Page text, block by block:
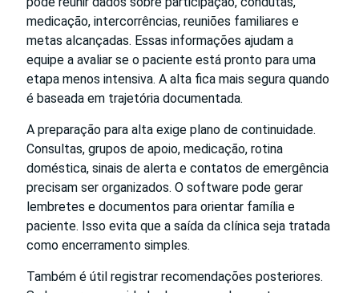
medicação, intercorrências, reuniões familiares e
metas alcançadas. Essas informações ajudam a
equipe a avaliar se o paciente está pronto para uma
etapa menos intensiva. A alta fica mais segura quando
é baseada em trajetória documentada.
A preparação para alta exige plano de continuidade.
Consultas, grupos de apoio, medicação, rotina
doméstica, sinais de alerta e contatos de emergência
precisam ser organizados. O software pode gerar
lembretes e documentos para orientar família e
paciente. Isso evita que a saída da clínica seja tratada
como encerramento simples.
Também é útil registrar recomendações posteriores.